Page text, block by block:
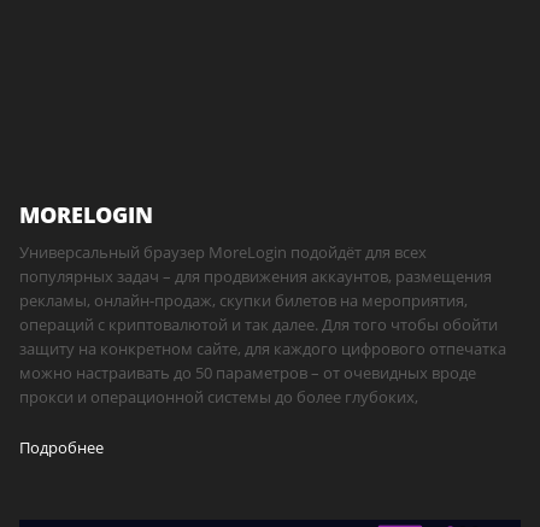
MORELOGIN
Универсальный браузер MoreLogin подойдёт для всех
популярных задач – для продвижения аккаунтов, размещения
рекламы, онлайн-продаж, скупки билетов на мероприятия,
операций с криптовалютой и так далее. Для того чтобы обойти
защиту на конкретном сайте, для каждого цифрового отпечатка
можно настраивать до 50 параметров – от очевидных вроде
прокси и операционной системы до более глубоких,
Подробнее